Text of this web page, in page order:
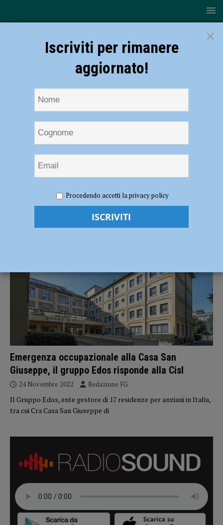
CRA San Giuseppe
Emergenza occupazionale alla Casa San
Giuseppe, il gruppo Edos risponde alla Cisl
24 Novembre 2022 Redazione FG
Il Gruppo Edos, ente gestore di 17 residenze per anziani in Italia,
tra cui Cra Casa San Giuseppe di
×
Iscriviti per rimanere
aggiornato!
Procedendo accetti la privacy policy